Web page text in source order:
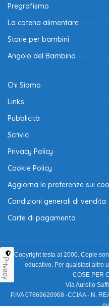
Pregrafismo
La catena alimentare
Storie per bambini
Angolo del Bambino
Chi Siamo
Links
Pubblicità
Scrivici
Privacy Policy
Cookie Policy
Aggiorna le preferenze sui
Condizioni generali di vendita
Carte di pagamento
Copyright testa al 2000. Copie
educativo. Per qualsiasi altro
COSE PER
Via Aurelio
P.IVA 07869620968 -CCIAA - N.
Privacy